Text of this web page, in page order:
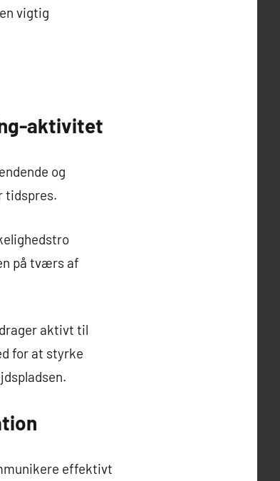
vigtig
aktivitet
og
tidspres.
på tværs af
aktivt til
for at styrke
effektivt